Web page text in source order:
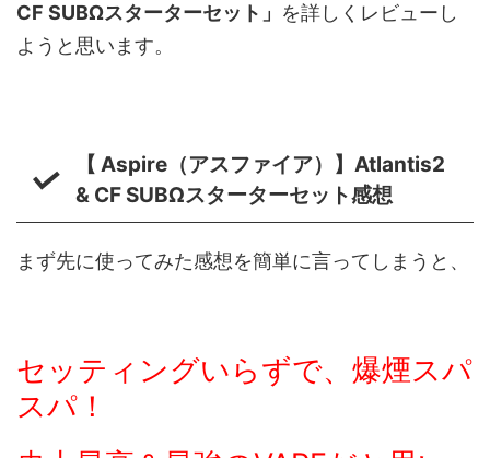
CF SUBΩスターターセット」 を詳しくレビューし
ようと思います。
【 Aspire（アスファイア）】Atlantis2
& CF SUBΩスターターセット感想
まず先に使ってみた感想を簡単に言ってしまうと、
セッティングいらずで、爆煙スパ
スパ！